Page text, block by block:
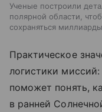
Ученые построили
полярной области,
сохраняться
Практическое
логистики
поможет понять,
в ранней